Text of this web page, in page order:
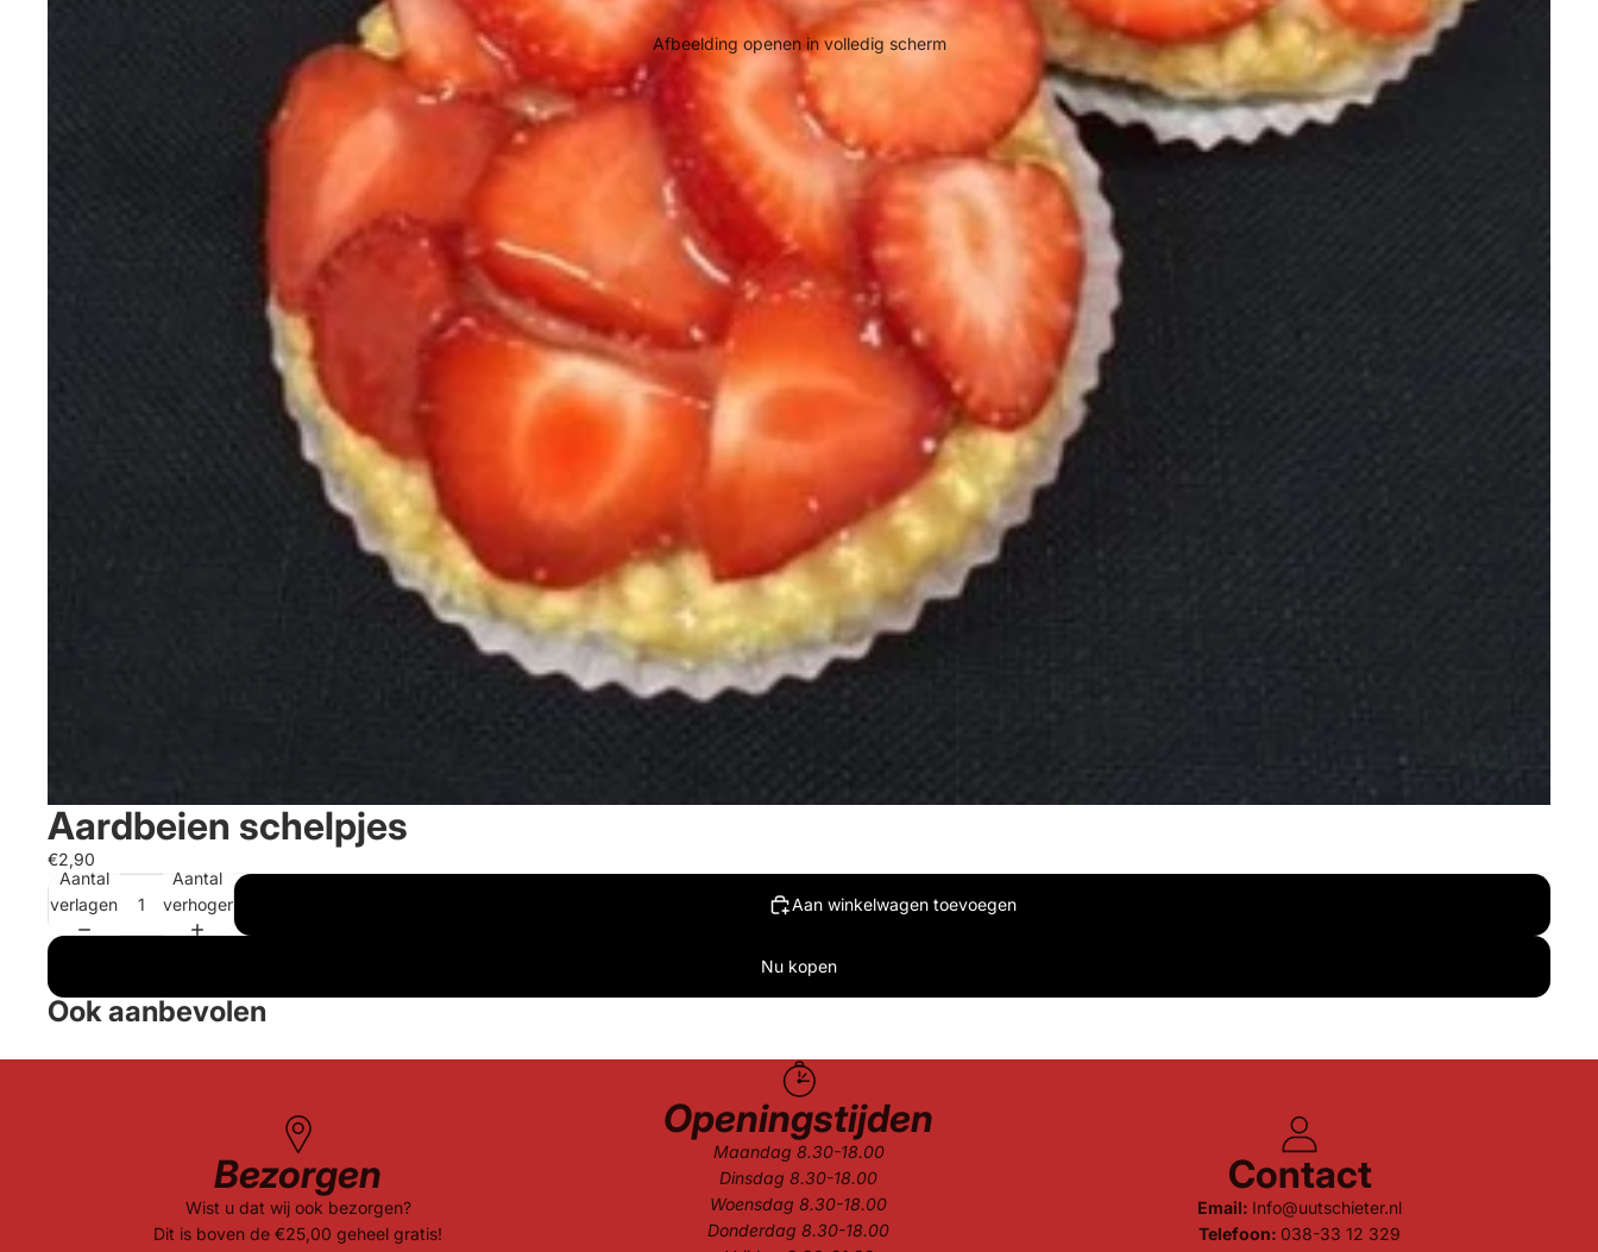
Afbeelding openen in volledig scherm
Aardbeien schelpjes
€2,90
Aantal
verlagen
Aantal
verhogen
Aan winkelwagen toevoegen
Nu kopen
Ook aanbevolen
Bezorgen
Wist u dat wij ook bezorgen?
Dit is boven de €25,00 geheel gratis!
Openingstijden
Maandag 8.30-18.00
Dinsdag 8.30-18.00
Woensdag 8.30-18.00
Donderdag 8.30-18.00
Contact
Email: Info@uutschieter.nl
Telefoon: 038-33 12 329